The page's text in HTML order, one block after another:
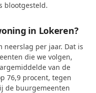
blootgesteld.
in Lokeren?
neerslag per jaar. Dat is
die we volgen,
van de
76,9 procent, tegen
de buurgemeenten